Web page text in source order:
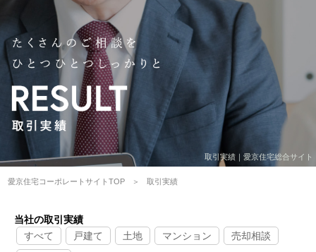
取引実績｜愛京住宅総合サイト
愛京住宅コーポレートサイトTOP 取引実績
当社の取引実績
すべて
戸建て 土地 マンション
売却相談